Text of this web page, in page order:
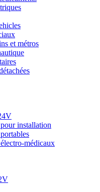
et métros
installation
médicaux